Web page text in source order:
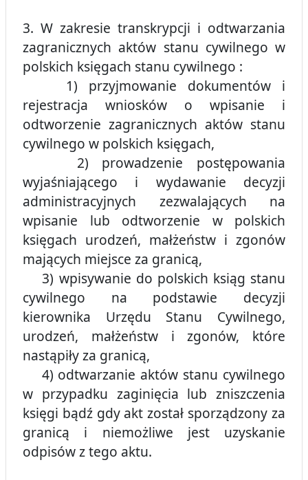
3. W zakresie transkrypcji i odtwarzania
zagranicznych aktów stanu cywilnego w
polskich księgach stanu cywilnego :
1) przyjmowanie dokumentów i
rejestracja wniosków o wpisanie i
odtworzenie zagranicznych aktów stanu
cywilnego w polskich księgach,
2) prowadzenie postępowania
wyjaśniającego i wydawanie decyzji
administracyjnych zezwalających na
wpisanie lub odtworzenie w polskich
księgach urodzeń, małżeństw i zgonów
mających miejsce za granicą,
3) wpisywanie do polskich ksiąg stanu
cywilnego na podstawie decyzji
kierownika Urzędu Stanu Cywilnego,
urodzeń, małżeństw i zgonów, które
nastąpiły za granicą,
4) odtwarzanie aktów stanu cywilnego
w przypadku zaginięcia lub zniszczenia
księgi bądź gdy akt został sporządzony za
granicą i niemożliwe jest uzyskanie
odpisów z tego aktu.